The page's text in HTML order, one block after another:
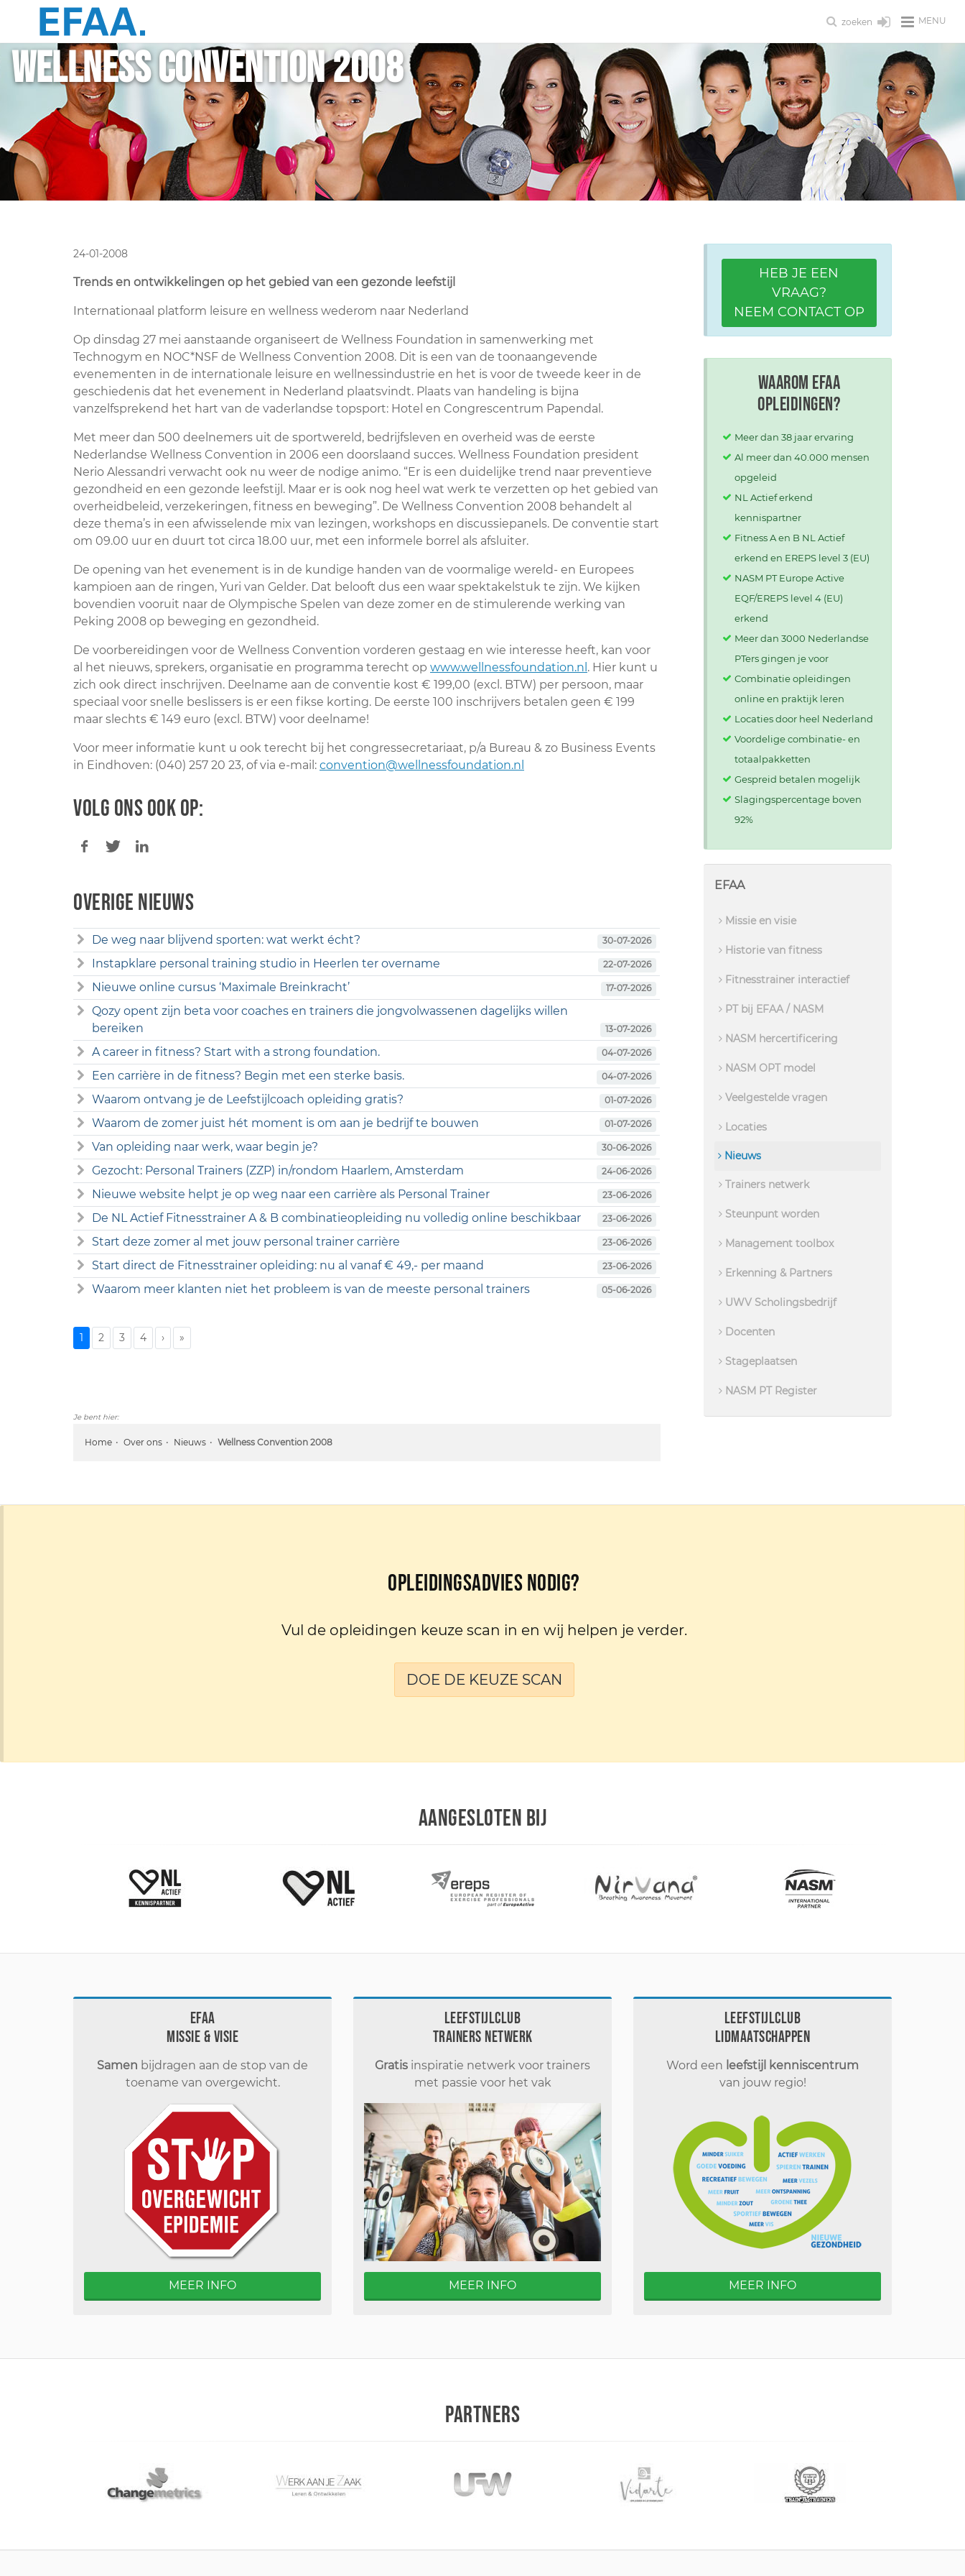
MENU
zoeken
Wellness Convention 2008
24-01-2008
Trends en ontwikkelingen op het gebied van een gezonde leefstijl
Internationaal platform leisure en wellness wederom naar Nederland
Op dinsdag 27 mei aanstaande organiseert de Wellness Foundation in samenwerking met
Technogym en NOC*NSF de Wellness Convention 2008. Dit is een van de toonaangevende
evenementen in de internationale leisure en wellnessindustrie en het is voor de tweede keer in de
geschiedenis dat het evenement in Nederland plaatsvindt. Plaats van handeling is bijna
vanzelfsprekend het hart van de vaderlandse topsport: Hotel en Congrescentrum Papendal.
Met meer dan 500 deelnemers uit de sportwereld, bedrijfsleven en overheid was de eerste
Nederlandse Wellness Convention in 2006 een doorslaand succes. Wellness Foundation president
Nerio Alessandri verwacht ook nu weer de nodige animo. “Er is een duidelijke trend naar preventieve
gezondheid en een gezonde leefstijl. Maar er is ook nog heel wat werk te verzetten op het gebied van
overheidbeleid, verzekeringen, fitness en beweging”. De Wellness Convention 2008 behandelt al
deze thema’s in een afwisselende mix van lezingen, workshops en discussiepanels. De conventie start
om 09.00 uur en duurt tot circa 18.00 uur, met een informele borrel als afsluiter.
De opening van het evenement is in de kundige handen van de voormalige wereld- en Europees
kampioen aan de ringen, Yuri van Gelder. Dat belooft dus een waar spektakelstuk te zijn. We kijken
bovendien vooruit naar de Olympische Spelen van deze zomer en de stimulerende werking van
Peking 2008 op beweging en gezondheid.
De voorbereidingen voor de Wellness Convention vorderen gestaag en wie interesse heeft, kan voor
al het nieuws, sprekers, organisatie en programma terecht op www.wellnessfoundation.nl . Hier kunt u
zich ook direct inschrijven. Deelname aan de conventie kost € 199,00 (excl. BTW) per persoon, maar
speciaal voor snelle beslissers is er een fikse korting. De eerste 100 inschrijvers betalen geen € 199
maar slechts € 149 euro (excl. BTW) voor deelname!
Voor meer informatie kunt u ook terecht bij het congressecretariaat, p/a Bureau & zo Business Events
in Eindhoven: (040) 257 20 23, of via e-mail: convention@wellnessfoundation.nl
Volg ons ook op:
Overige nieuws
De weg naar blijvend sporten: wat werkt écht? 30-07-2026
Instapklare personal training studio in Heerlen ter overname 22-07-2026
Nieuwe online cursus ‘Maximale Breinkracht’ 17-07-2026
Qozy opent zijn beta voor coaches en trainers die jongvolwassenen dagelijks willen
bereiken
13-07-2026
A career in fitness? Start with a strong foundation. 04-07-2026
Een carrière in de fitness? Begin met een sterke basis. 04-07-2026
Waarom ontvang je de Leefstijlcoach opleiding gratis? 01-07-2026
Waarom de zomer juist hét moment is om aan je bedrijf te bouwen 01-07-2026
Van opleiding naar werk, waar begin je? 30-06-2026
Gezocht: Personal Trainers (ZZP) in/rondom Haarlem, Amsterdam 24-06-2026
Nieuwe website helpt je op weg naar een carrière als Personal Trainer 23-06-2026
De NL Actief Fitnesstrainer A & B combinatieopleiding nu volledig online beschikbaar 23-06-2026
Start deze zomer al met jouw personal trainer carrière 23-06-2026
Start direct de Fitnesstrainer opleiding: nu al vanaf € 49,- per maand 23-06-2026
Waarom meer klanten niet het probleem is van de meeste personal trainers 05-06-2026
1 2 3 4 › »
Je bent hier:
Home Over ons Nieuws Wellness Convention 2008
HEB JE EEN
VRAAG?
NEEM CONTACT OP
Waarom EFAA
opleidingen?
Meer dan 38 jaar ervaring
Al meer dan 40.000 mensen
opgeleid
NL Actief erkend
kennispartner
Fitness A en B NL Actief
erkend en EREPS level 3 (EU)
NASM PT Europe Active
EQF/EREPS level 4 (EU)
erkend
Meer dan 3000 Nederlandse
PTers gingen je voor
Combinatie opleidingen
online en praktijk leren
Locaties door heel Nederland
Voordelige combinatie- en
totaalpakketten
Gespreid betalen mogelijk
Slagingspercentage boven
92%
EFAA
Missie en visie
Historie van fitness
Fitnesstrainer interactief
PT bij EFAA / NASM
NASM hercertificering
NASM OPT model
Veelgestelde vragen
Locaties
Nieuws
Trainers netwerk
Steunpunt worden
Management toolbox
Erkenning & Partners
UWV Scholingsbedrijf
Docenten
Stageplaatsen
NASM PT Register
Opleidingsadvies nodig?
Vul de opleidingen keuze scan in en wij helpen je verder.
DOE DE KEUZE SCAN
AANGESLOTEN BIJ
EFAA
Missie & visie
Samen bijdragen aan de stop van de
toename van overgewicht.
MEER INFO
Leefstijlclub
Trainers Netwerk
Gratis inspiratie netwerk voor trainers
met passie voor het vak
MEER INFO
Leefstijlclub
Lidmaatschappen
Word een leefstijl kenniscentrum
van jouw regio!
MEER INFO
PARTNERS